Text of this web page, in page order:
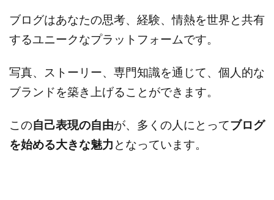
ブログはあなたの思考、経験、情熱を世界と共有
するユニークなプラットフォームです。
写真、ストーリー、専門知識を通じて、個人的な
ブランドを築き上げることができます。
この自己表現の自由が、多くの人にとってブログ
を始める大きな魅力 となっています。